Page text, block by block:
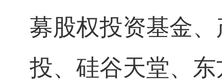
募股权投资基金
投、硅谷天堂、